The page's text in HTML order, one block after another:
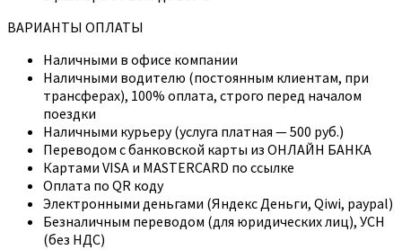
ВАРИАНТЫ ОПЛАТЫ
Наличными в офисе компании
Наличными водителю (постоянным клиентам, при
трансферах), 100% оплата, строго перед началом
поездки
Наличными курьеру (услуга платная — 500 руб.)
Переводом с банковской карты из ОНЛАЙН БАНКА
Картами VISA и MASTERCARD по ссылке
Оплата по QR коду
Электронными деньгами (Яндекс Деньги, Qiwi, paypal)
Безналичным переводом (для юридических лиц), УСН
(без НДС)